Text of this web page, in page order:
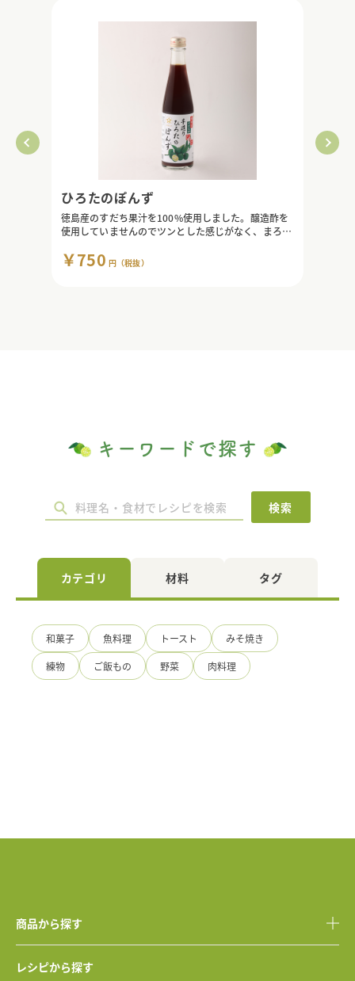
ひろたのぽんず
徳島産のすだち果汁を100%使用しました。醸造酢を
使用していませんのでツンとした感じがなく、まろや
ーなどを使用したり香りを人工的に加えるということ
は一切ありません。 だしは厳選された素材を使用し、
￥750 円（税抜）
キーワードで探す
検索
カテゴリ 材料 タグ
和菓子 魚料理 トースト みそ焼き
練物 ご飯もの 野菜 肉料理
商品から探す
レシピから探す